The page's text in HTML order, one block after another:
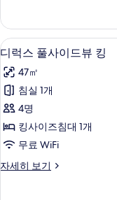
두
보
기
든
뷰
킹
자
세
히
기
디
럭
스
풀
사
이
드
뷰
6
디럭스 풀사이드뷰 킹
47㎡
침실 1개
4명
킹사이즈침대 1개
무료 WiFi
자세히 보기
디